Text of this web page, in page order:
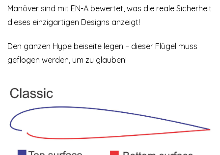
Manöver sind mit EN-A bewertet, was die reale Sicherheit
dieses einzigartigen Designs anzeigt!
Den ganzen Hype beiseite legen – dieser Flügel muss
geflogen werden, um zu glauben!